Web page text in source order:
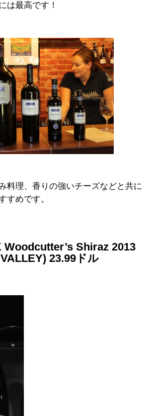
は最高です！
料理、香りの強いチーズなどと共に
すめです。
Woodcutter’s Shiraz 2013
23.99ドル